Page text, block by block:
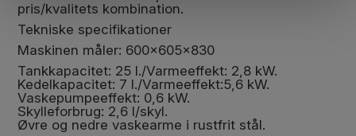
pris/kvalitets kombination.
Tekniske specifikationer
Maskinen måler: 600x605x830
Tankkapacitet: 25 l./Varmeeffekt: 2,8 kW.
Kedelkapacitet: 7 l./Varmeeffekt:5,6 kW.
Vaskepumpeeffekt: 0,6 kW.
Skylleforbrug: 2,6 l/skyl.
Øvre og nedre vaskearme i rustfrit stål.